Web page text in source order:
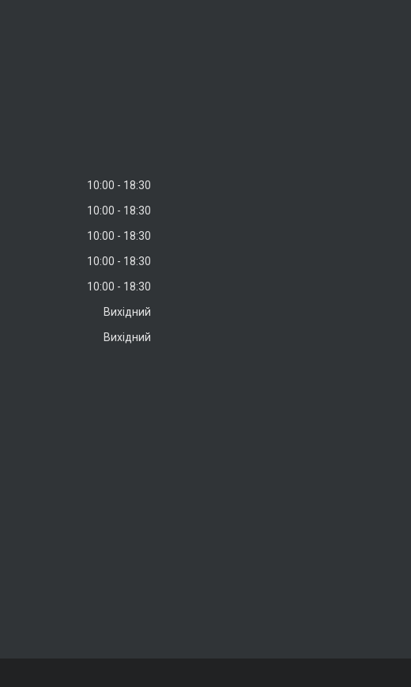
10:00
18:30
10:00
18:30
10:00
18:30
10:00
18:30
10:00
18:30
Вихідний
Вихідний